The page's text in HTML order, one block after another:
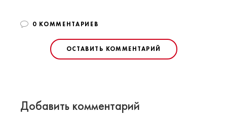
0 КОММЕНТАРИЕВ
ОСТАВИТЬ КОММЕНТАРИЙ
Добавить комментарий